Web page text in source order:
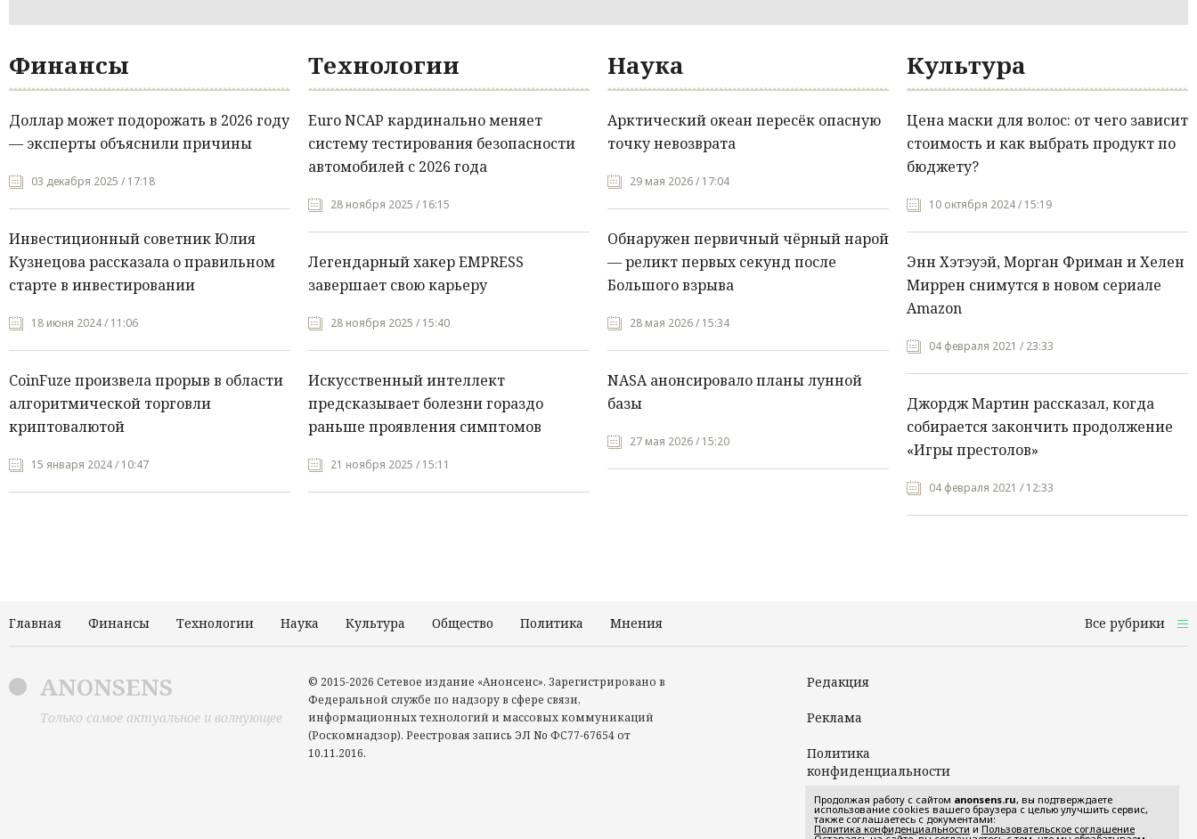
Финансы
Доллар может подорожать в 2026 году
— эксперты объяснили причины
03 декабря 2025 / 17:18
Инвестиционный советник Юлия
Кузнецова рассказала о правильном
старте в инвестировании
18 июня 2024 / 11:06
CoinFuze произвела прорыв в области
алгоритмической торговли
криптовалютой
15 января 2024 / 10:47
Технологии
Euro NCAP кардинально меняет
систему тестирования безопасности
автомобилей с 2026 года
28 ноября 2025 / 16:15
Легендарный хакер EMPRESS
завершает свою карьеру
28 ноября 2025 / 15:40
Искусственный интеллект
предсказывает болезни гораздо
раньше проявления симптомов
21 ноября 2025 / 15:11
Наука
Арктический океан пересёк опасную
точку невозврата
29 мая 2026 / 17:04
Обнаружен первичный чёрный нарой
— реликт первых секунд после
Большого взрыва
28 мая 2026 / 15:34
NASA анонсировало планы лунной
базы
27 мая 2026 / 15:20
Культура
Цена маски для волос: от чего зависит
стоимость и как выбрать продукт по
бюджету?
10 октября 2024 / 15:19
Энн Хэтэуэй, Морган Фриман и Хелен
Миррен снимутся в новом сериале
Amazon
04 февраля 2021 / 23:33
Джордж Мартин рассказал, когда
собирается закончить продолжение
«Игры престолов»
04 февраля 2021 / 12:33
Главная Финансы Технологии Наука Культура Общество Политика Мнения Все рубрики
ANONSENS
Только самое актуальное и волнующее
© 2015-2026 Сетевое издание «Анонсенс». Зарегистрировано в
Федеральной службе по надзору в сфере связи,
информационных технологий и массовых коммуникаций
(Роскомнадзор). Реестровая запись ЭЛ No ФС77-67654 от
10.11.2016.
Редакция
Реклама
Политика
конфиденциальности
Пользовательское
соглашение
Продолжая работу с сайтом anonsens.ru, вы подтверждаете
использование cookies вашего браузера с целью улучшить сервис,
также соглашаетесь с документами:
Политика конфиденциальности и Пользовательское соглашение